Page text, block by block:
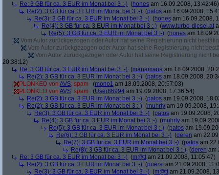
Re: 3 GB für ca. 3 EUR im Monat bei 3 :-) (hones am 16.09.2008, 13:42:46)
Re(2): 3 GB für ca. 3 EUR im Monat bei 3 :-) (patos am 16.09.2008,
Re(3): 3 GB für ca. 3 EUR im Monat bei 3 :-) (hones am 16.09.2008,
Re(4): 3 GB für ca. 3 EUR im Monat bei 3 :-) (www.turbo-diesel.at
Re(5): 3 GB für ca. 3 EUR im Monat bei 3 :-) (hones am
Vom Autor zurückgezogen oder Autor hat seine Registrierung nicht
Vom Autor zurückgezogen oder Autor hat seine Registrierung nicht
Vom Autor zurückgezogen oder Autor hat seine Registrierung nicht
20:38:12)
Re: 3 GB für ca. 3 EUR im Monat bei 3 :-) (manamana am 18.09.2008,
Re(2): 3 GB für ca. 3 EUR im Monat bei 3 :-) (patos am 18.09.2008,
PLONKED von AVS: spam (mono1 am 18.09.2008, 20:57:03)
PLONKED von AVS: spam (User86994 am 19.09.2008, 17:36:54)
Re(2): 3 GB für ca. 3 EUR im Monat bei 3 :-) (patos am 19.09.2008,
Re(2): 3 GB für ca. 3 EUR im Monat bei 3 :-) (muhrly am 19.09.2008,
Re(3): 3 GB für ca. 3 EUR im Monat bei 3 :-) (patos am 19.09.2008,
Re(4): 3 GB für ca. 3 EUR im Monat bei 3 :-) (muhrly am
Re(5): 3 GB für ca. 3 EUR im Monat bei 3 :-) (patos am
Re(6): 3 GB für ca. 3 EUR im Monat bei 3 :-) (deren am
Re(7): 3 GB für ca. 3 EUR im Monat bei 3 :-) (patos am
Re(8): 3 GB für ca. 3 EUR im Monat bei 3 :-) (deren am
Re: 3 GB für ca. 3 EUR im Monat bei 3 :-) (m@tt am 21.09.2008, 11:05:47)
Re(2): 3 GB für ca. 3 EUR im Monat bei 3 :-) (puerst am 21.09.2008,
Re(3): 3 GB für ca. 3 EUR im Monat bei 3 :-) (m@tt am 21.09.2008,